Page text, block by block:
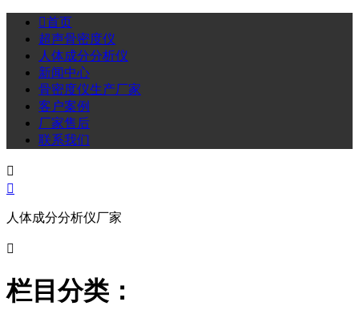
首页
超声骨密度仪
人体成分分析仪
新闻中心
骨密度仪生产厂家
客户案例
厂家售后
联系我们


人体成分分析仪厂家

栏目分类：